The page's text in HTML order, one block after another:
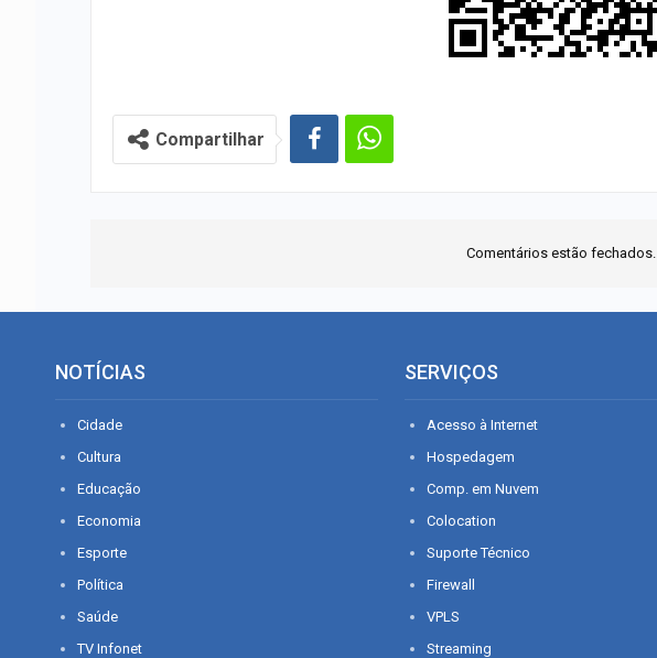
Compartilhar
Comentários estão fechados.
NOTÍCIAS
Cidade
Cultura
Educação
Economia
Esporte
Política
Saúde
TV Infonet
SERVIÇOS
Acesso à Internet
Hospedagem
Comp. em Nuvem
Colocation
Suporte Técnico
Firewall
VPLS
Streaming